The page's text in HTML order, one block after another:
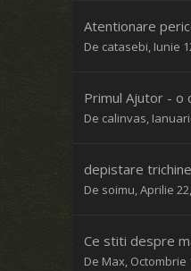
Atentionare
De catasebi, Iunie
Primul Ajutor - o
De calinvas,
depistare
De soimu,Aprilie
Ce stiti despre
De Max, Octombrie